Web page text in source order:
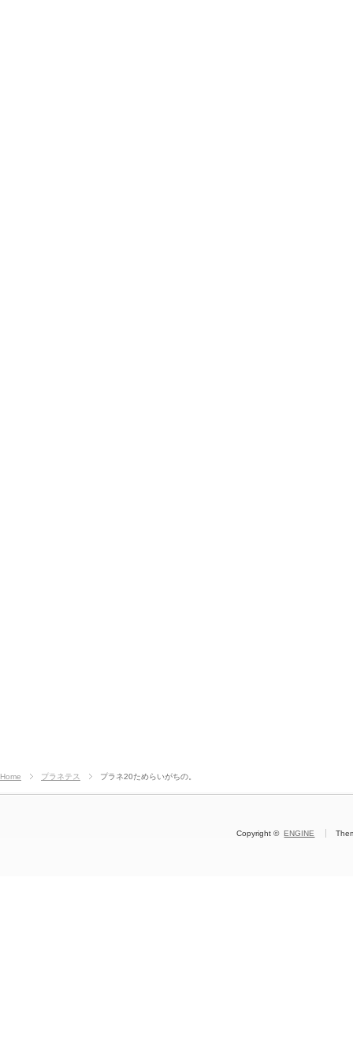
Home プラネテス プラネ20ためらいがちの。
Copyright ©ENGINE